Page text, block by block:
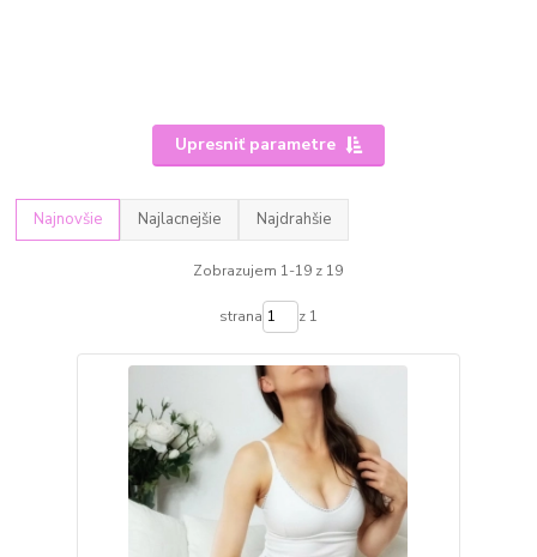
Upresniť parametre
Najnovšie Najlacnejšie Najdrahšie
Zobrazujem 1-19 z 19
strana z 1